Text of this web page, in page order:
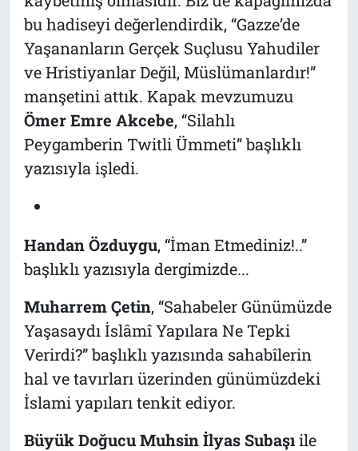
bu hadiseyi değerlendirdik, “Gazze’de
Yaşananların Gerçek Suçlusu Yahudiler
ve Hristiyanlar Değil, Müslümanlardır!”
manşetini attık. Kapak mevzumuzu
Ömer Emre Akcebe, “Silahlı
Peygamberin Twitli Ümmeti” başlıklı
yazısıyla işledi.
Handan Özduygu, “İman Etmediniz!..”
başlıklı yazısıyla dergimizde...
Muharrem Çetin, “Sahabeler Günümüzde
Yaşasaydı İslâmî Yapılara Ne Tepki
Verirdi?” başlıklı yazısında sahabîlerin
hal ve tavırları üzerinden günümüzdeki
İslami yapıları tenkit ediyor.
Büyük Doğucu Muhsin İlyas Subaşıile